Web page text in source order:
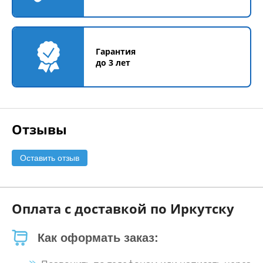
Гарантия
до 3 лет
Отзывы
Оставить отзыв
Оплата с доставкой по Иркутску
Как оформать заказ: